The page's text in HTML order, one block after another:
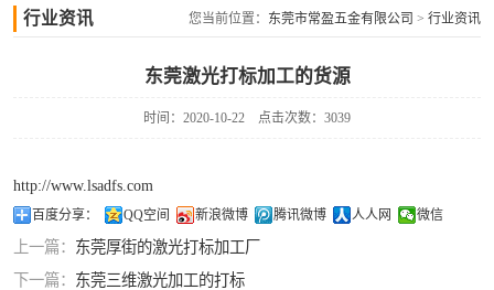
行业资讯 您当前位置： 东莞市常盈五金有限公司 > 行业资讯
东莞激光打标加工的货源
时间：2020-10-22 点击次数：3039
http://www.lsadfs.com
百度分享： QQ空间 新浪微博 腾讯微博 人人网 微信
上一篇： 东莞厚街的激光打标加工厂
下一篇： 东莞三维激光加工的打标
铝合金激光焊接
紫铜产品激光焊